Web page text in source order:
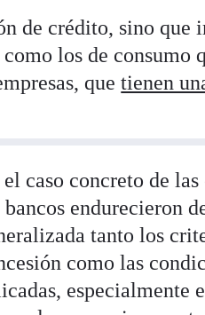
de crédito, sino que
los de consumo
quetienen
caso concreto de las
bancos endurecieron
tanto los
como las
especialmente